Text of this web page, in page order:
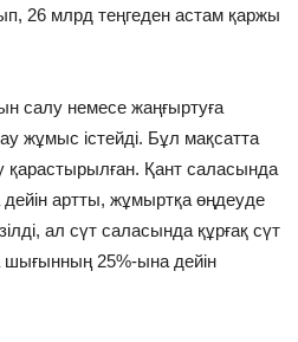
26 млрд теңгеден астам қаржы
салу немесе жаңғыртуға
жұмыс істейді. Бұл мақсатта
Қант саласында
артты, жұмыртқа өңдеуде
ал сүт саласында құрғақ сүт
25%-ына дейін